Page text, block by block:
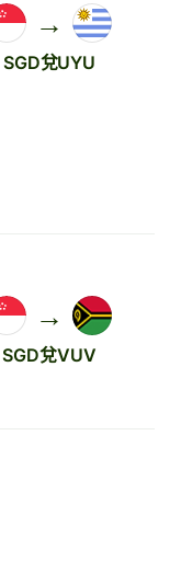
→
SGD兌UYU
→
SGD兌VUV